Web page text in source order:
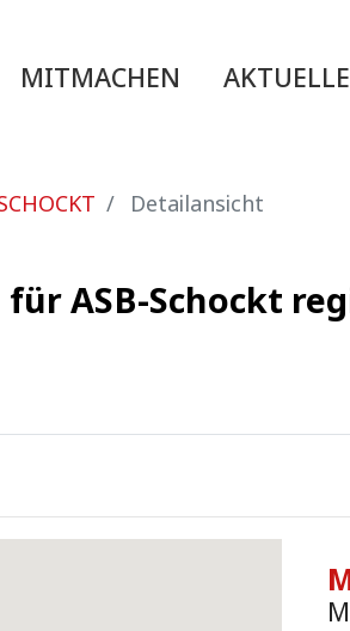
MITMACHEN
Detailansicht
ASB-Schockt